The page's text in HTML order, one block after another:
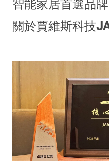
智能家居首選品牌
關於賈維斯科技
登
快速連結
會員資料管理
查看我的最愛
加入 JARVIS VIP